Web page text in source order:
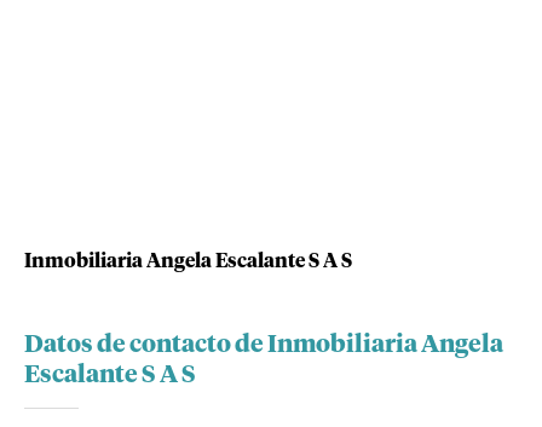
Inmobiliaria Angela Escalante S A S
Datos de contacto de Inmobiliaria Angela
Escalante S A S